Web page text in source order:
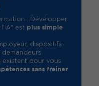
: Développer
est plus simple
dispositifs
existent pour vous
sans freiner